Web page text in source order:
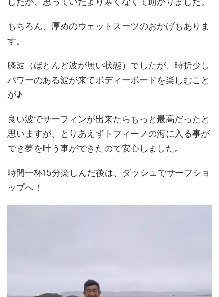
もちろん、厚めのウェットスーツのおかげもありま
す。
膝波（ほとんど波が無い状態）でしたが、時折少し
パワーのある波が来てボディーボードを楽しむこと
が♪
良い波でサーフィンが出来たらもっと最高だったと
思いますが、とりあえずトフィーノの海に入る事が
でき夢を叶う事ができたので安心しました。
時間一杯15分楽しんだ後は、ダッシュでサーフショ
ップへ！